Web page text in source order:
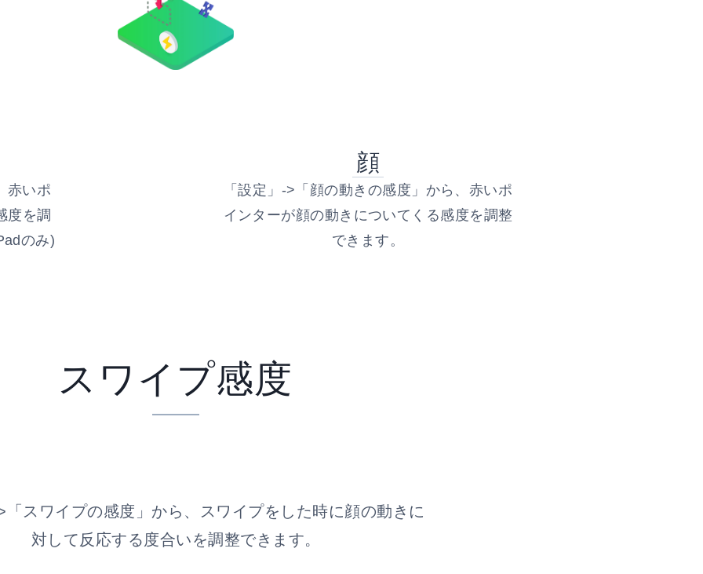
赤いポ
度を調
のみ)
顔
「設定」->「顔の動きの感度」から、赤いポ
インターが顔の動きについてくる感度を調整
できます。
スワイプ感度
「スワイプの感度」から、スワイプをした時に顔の動きに
対して反応する度合いを調整できます。